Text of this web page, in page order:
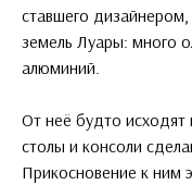
ставшего
земель Луары: много
алюминий.
От неё будто исходят
столы и консоли
Прикосновение к ним